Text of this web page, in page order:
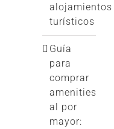
alojamientos
turísticos
Guía
para
comprar
amenities
al por
mayor: